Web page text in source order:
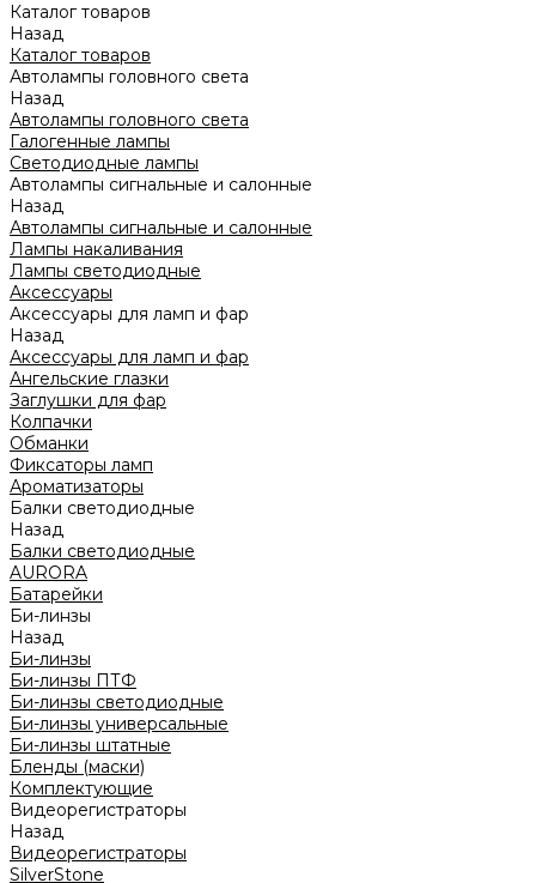
Каталог товаров
Назад
Каталог товаров
Автолампы головного света
Назад
Автолампы головного света
Галогенные лампы
Светодиодные лампы
Автолампы сигнальные и салонные
Назад
Автолампы сигнальные и салонные
Лампы накаливания
Лампы светодиодные
Аксессуары
Аксессуары для ламп и фар
Назад
Аксессуары для ламп и фар
Ангельские глазки
Заглушки для фар
Колпачки
Обманки
Фиксаторы ламп
Ароматизаторы
Балки светодиодные
Назад
Балки светодиодные
AURORA
Батарейки
Би-линзы
Назад
Би-линзы
Би-линзы ПТФ
Би-линзы светодиодные
Би-линзы универсальные
Би-линзы штатные
Бленды (маски)
Комплектующие
Видеорегистраторы
Назад
Видеорегистраторы
SilverStone